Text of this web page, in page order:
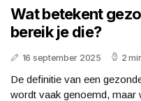
Wat betekent
bereik je die?
16 september 2025 2
De definitie van een
wordt vaak genoemd, maar